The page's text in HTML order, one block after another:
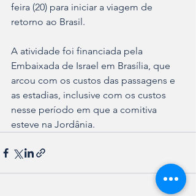
feira (20) para iniciar a viagem de
retorno ao Brasil.
A atividade foi financiada pela
Embaixada de Israel em Brasília, que
arcou com os custos das passagens e
as estadias, inclusive com os custos
nesse período em que a comitiva
esteve na Jordânia.